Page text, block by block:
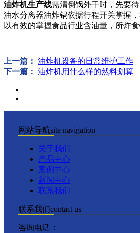
油炸机生产线需清倒锅外干时，先要
油水分离器油炸锅依据行程开关掌握
以有效的掌握食品行业含油量，所炸
上一篇： 油炸机设备的日常维护工作
下一篇： 油炸机用什么样的然料划算
网站导航site navigation
关于我们
产品中心
案例中心
新闻中心
联系我们
联系我们contact us
咨询电话：